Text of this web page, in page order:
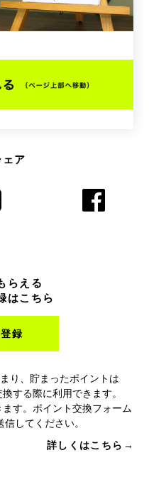
ア
らえる
はこちら
録
り、貯まったポイントは
する際に利用できます。
す。ポイント交換フォーム
してください。
詳しくはこちら→